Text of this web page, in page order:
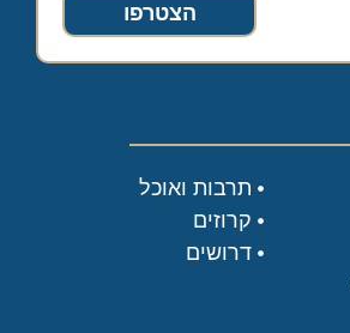
הצטרפו
תרבות ואוכל
קרוזים
דרושים